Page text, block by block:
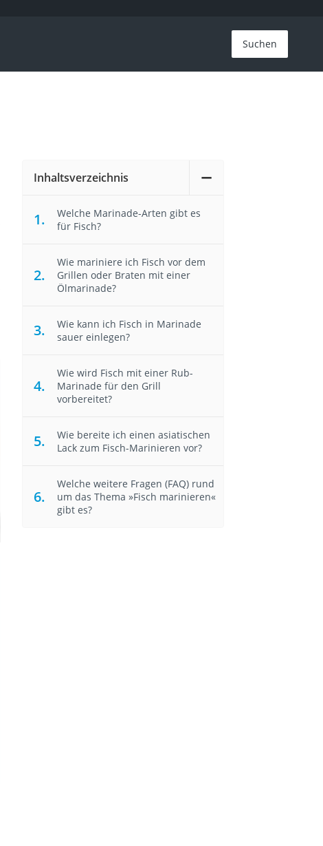
Suchen
Inhaltsverzeichnis
Welche Marinade-Arten gibt es
für Fisch?
Wie mariniere ich Fisch vor dem
Grillen oder Braten mit einer
Ölmarinade?
Wie kann ich Fisch in Marinade
sauer einlegen?
Wie wird Fisch mit einer Rub-
Marinade für den Grill
vorbereitet?
Wie bereite ich einen asiatischen
Lack zum Fisch-Marinieren vor?
Welche weitere Fragen (FAQ) rund
um das Thema »Fisch marinieren«
gibt es?